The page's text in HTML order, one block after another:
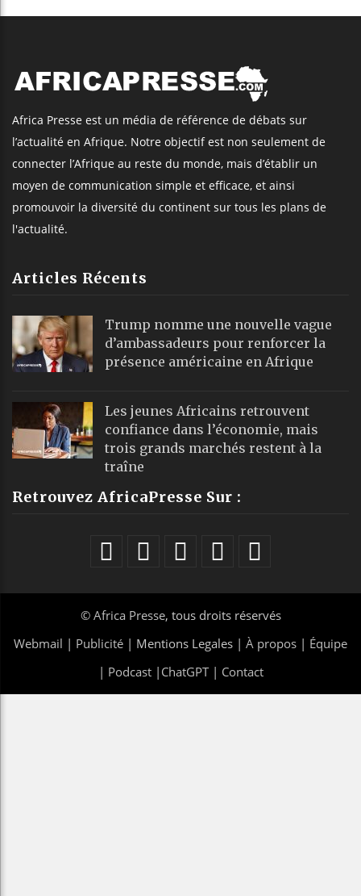
Africa Presse est un média de référence de débats sur
l’actualité en Afrique. Notre objectif est non seulement de
connecter l’Afrique au reste du monde, mais d’établir un
moyen de communication simple et efficace, et ainsi
promouvoir la diversité du continent sur tous les plans de
l'actualité.
Articles Récents
Trump nomme une nouvelle vague
d’ambassadeurs pour renforcer la
présence américaine en Afrique
Les jeunes Africains retrouvent
confiance dans l’économie, mais
trois grands marchés restent à la
traîne
Retrouvez AfricaPresse Sur :
© Africa Presse, tous droits réservés
Webmail | Publicité | Mentions Legales | À propos | Équipe
| Podcast| ChatGPT| Contact